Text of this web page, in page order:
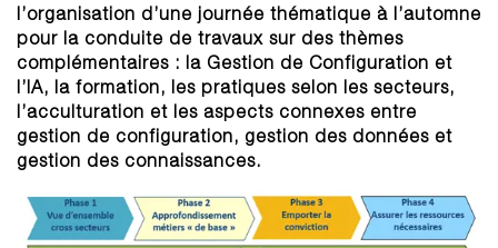
l’organisation d’une journée thématique à l’automne
pour la conduite de travaux sur des thèmes
complémentaires : la Gestion de Configuration et
l’IA, la formation, les pratiques selon les secteurs,
l’acculturation et les aspects connexes entre
gestion de configuration, gestion des données et
gestion des connaissances.